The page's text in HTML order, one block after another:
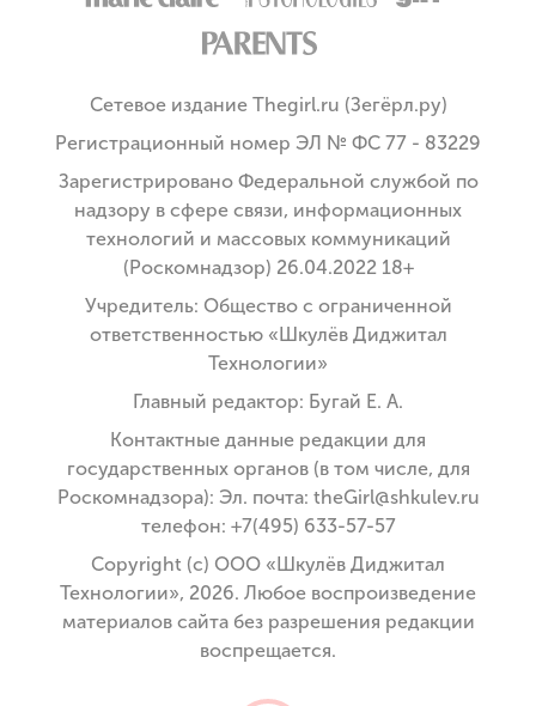
Сетевое издание Thegirl.ru (Зегёрл.ру)
Регистрационный номер ЭЛ № ФС 77 - 83229
Зарегистрировано Федеральной службой по
надзору в сфере связи, информационных
технологий и массовых коммуникаций
(Роскомнадзор) 26.04.2022 18+
Учредитель: Общество с ограниченной
ответственностью «Шкулёв Диджитал
Технологии»
Главный редактор: Бугай Е. А.
Контактные данные редакции для
государственных органов (в том числе, для
Роскомнадзора): Эл. почта: theGirl@shkulev.ru
телефон: +7(495) 633-57-57
Copyright (с) ООО «Шкулёв Диджитал
Технологии», 2026. Любое воспроизведение
материалов сайта без разрешения редакции
воспрещается.